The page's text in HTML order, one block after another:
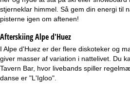
stjerneklar himmel. Så gem din energi til
pisterne igen om aftenen!
Afterskiing Alpe d'Huez
I Alpe d'Huez er der flere diskoteker og
giver masser af variation i nattelivet. Du
Tavern Bar, hvor livebands spiller
danse er "L'Igloo".